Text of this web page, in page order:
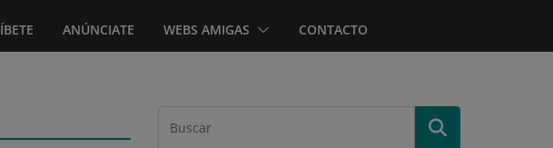
ANÚNCIATE WEBS AMIGAS CONTACTO